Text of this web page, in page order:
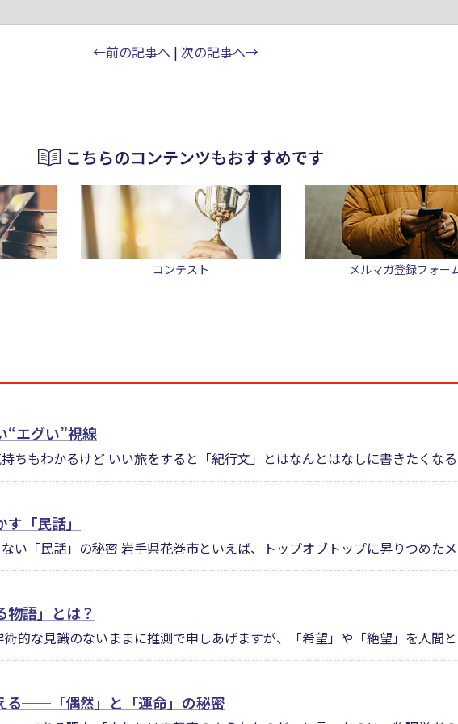
←前の記事へ | 次の記事へ→
こちらのコンテンツもおすすめです
コンテスト メルマガ登録フォー
“エグい”視線
ちもわかるけど いい旅をすると「紀行文」とはなんとはなしに書きたくな
「民話」
い「民話」の秘密 岩手県花巻市といえば、トップオブトップに昇りつめた
物語」とは？
的な見識のないままに推測で申しあげますが、「希望」や「絶望」を人間
る──「偶然」と「運命」の秘密